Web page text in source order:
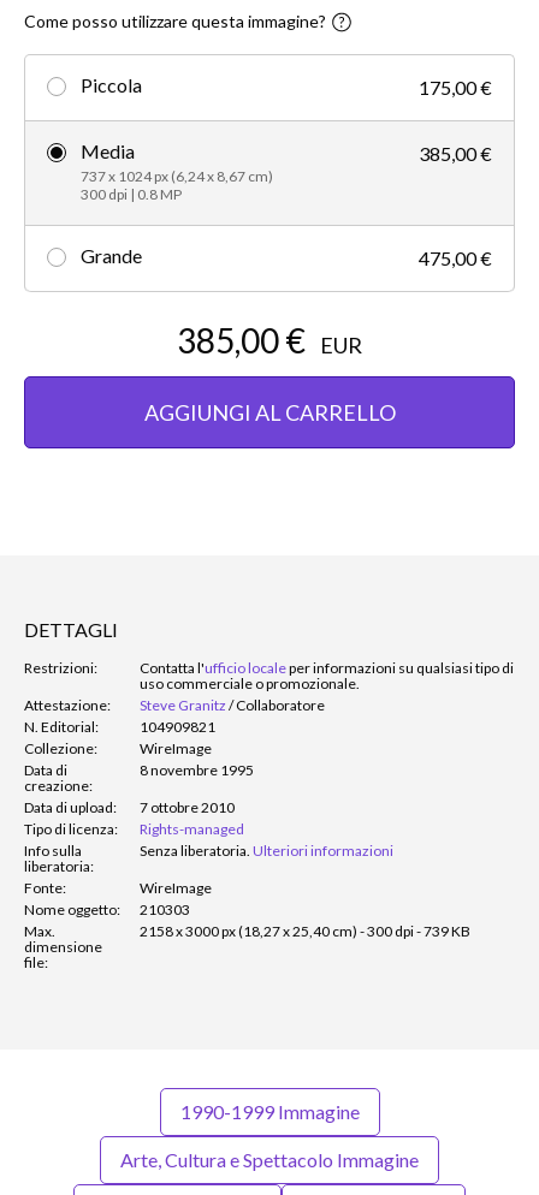
Come posso utilizzare questa immagine?
Piccola 175,00 €
Media
737 x 1024 px (6,24 x 8,67 cm)
300 dpi | 0.8 MP
385,00 €
Grande 475,00 €
385,00 € EUR
AGGIUNGI AL CARRELLO
DETTAGLI
Restrizioni: Contatta l'ufficio localeper informazioni su qualsiasi tipo di
uso commerciale o promozionale.
Attestazione:
Steve Granitz /Collaboratore
N. Editorial:
104909821
Collezione:
WireImage
Data di
creazione:
8 novembre 1995
Data di upload:
7 ottobre 2010
Tipo di licenza:
Rights-managed
Info sulla
liberatoria:
Senza liberatoria. Ulteriori informazioni
Fonte:
WireImage
Nome oggetto:
210303
Max.
dimensione
file:
2158 x 3000 px (18,27 x 25,40 cm) - 300 dpi - 739 KB
1990-1999 Immagine
Arte, Cultura e Spettacolo Immagine